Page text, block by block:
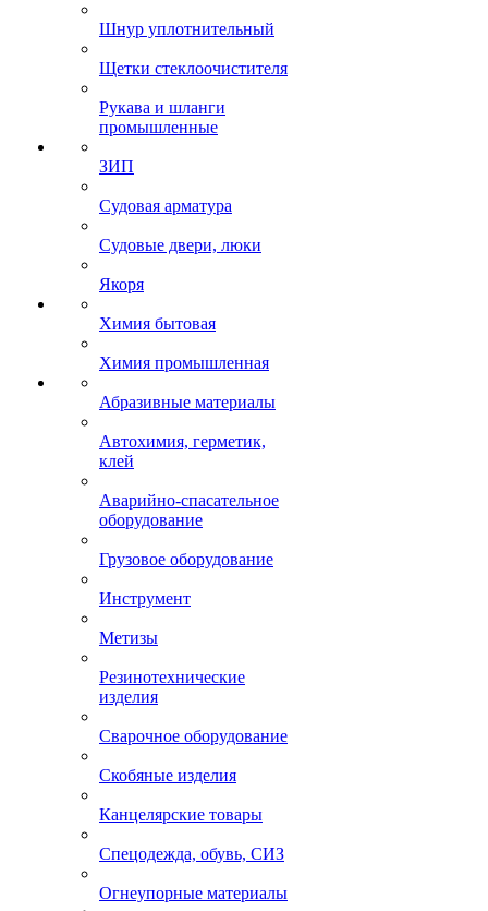
Шнур уплотнительный
Щетки стеклоочистителя
Рукава и шланги
промышленные
ЗИП
Судовая арматура
Судовые двери, люки
Якоря
Химия бытовая
Химия промышленная
Абразивные материалы
Автохимия, герметик,
клей
Аварийно-спасательное
оборудование
Грузовое оборудование
Инструмент
Метизы
Резинотехнические
изделия
Сварочное оборудование
Скобяные изделия
Канцелярские товары
Спецодежда, обувь, СИЗ
Огнеупорные материалы